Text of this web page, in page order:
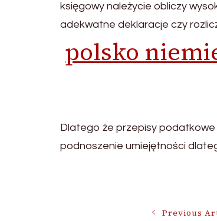
księgowy należycie obliczy
adekwatne deklaracje czy
polsko
Dlatego że przepisy podatkowe
podnoszenie umiejętności
Previous